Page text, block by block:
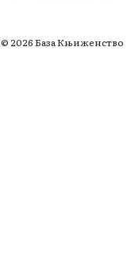
© 2026 База Књиженство